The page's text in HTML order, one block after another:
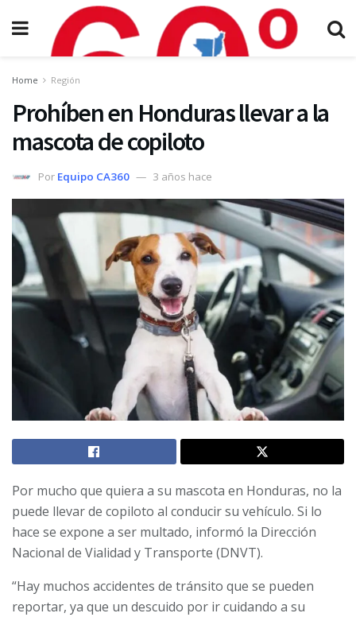
Home Región
Prohíben en Honduras llevar a la
mascota de copiloto
Por Equipo CA360 3 años hace
Por mucho que quiera a su mascota en Honduras, no la
puede llevar de copiloto al conducir su vehículo. Si lo
hace se expone a ser multado, informó la Dirección
Nacional de Vialidad y Transporte (DNVT).
“Hay muchos accidentes de tránsito que se pueden
reportar, ya que un descuido por ir cuidando a su